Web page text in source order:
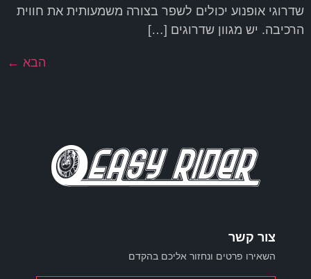
שדרוגי אופנוע יכולים לשפר בצורה משמעותית את חווית
הרכיבה. יש מגוון שדרוגים […]
הבא ←
צור קשר
השאירו פרטים ונחזור אליכם בהקדם